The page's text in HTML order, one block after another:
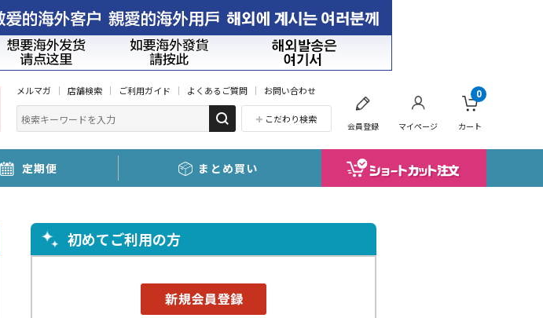
メルマガ 店舗検索 ご利用ガイド よくあるご質問 お問い合わせ
こだわり検索
会員登録 マイページ カート
0
定期便 まとめ買い
初めてご利用の方